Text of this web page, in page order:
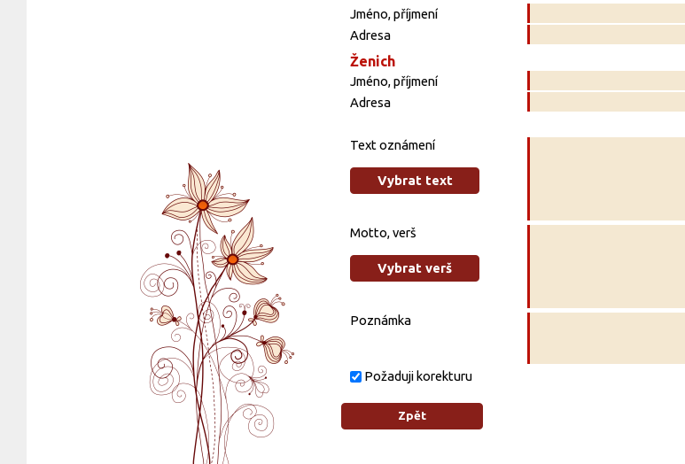
Jméno, příjmení
Adresa
Ženich
Jméno, příjmení
Adresa
Text oznámení
Vybrat text
Motto, verš
Vybrat verš
Poznámka
Požaduji korekturu